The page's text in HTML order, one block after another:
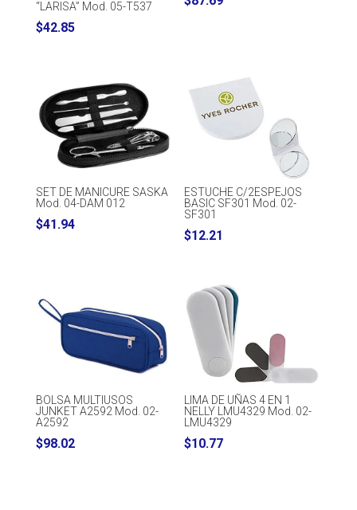
“LARISA” Mod. 05-T537
$42.85
SET DE MANICURE SASKA
Mod. 04-DAM 012
$41.94
ESTUCHE C/2ESPEJOS
BASIC SF301 Mod. 02-
SF301
$12.21
BOLSA MULTIUSOS
JUNKET A2592 Mod. 02-
A2592
$98.02
LIMA DE UÑAS 4 EN 1
NELLY LMU4329 Mod. 02-
LMU4329
$10.77